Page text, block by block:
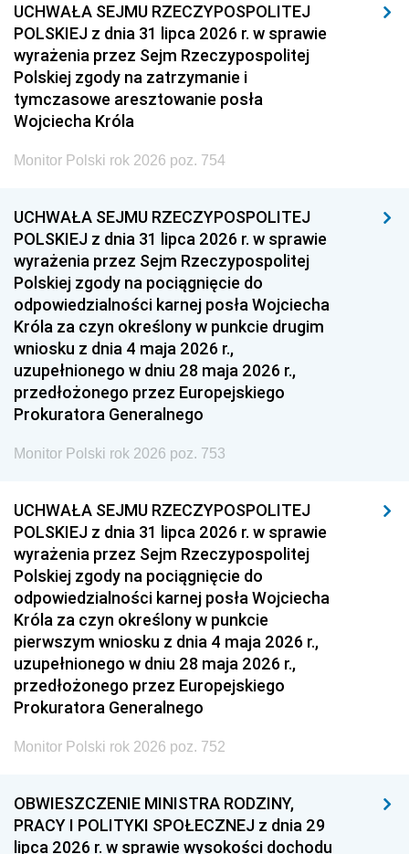
UCHWAŁA SEJMU RZECZYPOSPOLITEJ
POLSKIEJ z dnia 31 lipca 2026 r. w sprawie
wyrażenia przez Sejm Rzeczypospolitej
Polskiej zgody na zatrzymanie i
tymczasowe aresztowanie posła
Wojciecha Króla
Monitor Polski rok 2026 poz. 754
UCHWAŁA SEJMU RZECZYPOSPOLITEJ
POLSKIEJ z dnia 31 lipca 2026 r. w sprawie
wyrażenia przez Sejm Rzeczypospolitej
Polskiej zgody na pociągnięcie do
odpowiedzialności karnej posła Wojciecha
Króla za czyn określony w punkcie drugim
wniosku z dnia 4 maja 2026 r.,
uzupełnionego w dniu 28 maja 2026 r.,
przedłożonego przez Europejskiego
Prokuratora Generalnego
Monitor Polski rok 2026 poz. 753
UCHWAŁA SEJMU RZECZYPOSPOLITEJ
POLSKIEJ z dnia 31 lipca 2026 r. w sprawie
wyrażenia przez Sejm Rzeczypospolitej
Polskiej zgody na pociągnięcie do
odpowiedzialności karnej posła Wojciecha
Króla za czyn określony w punkcie
pierwszym wniosku z dnia 4 maja 2026 r.,
uzupełnionego w dniu 28 maja 2026 r.,
przedłożonego przez Europejskiego
Prokuratora Generalnego
Monitor Polski rok 2026 poz. 752
OBWIESZCZENIE MINISTRA RODZINY,
PRACY I POLITYKI SPOŁECZNEJ z dnia 29
lipca 2026 r. w sprawie wysokości dochodu